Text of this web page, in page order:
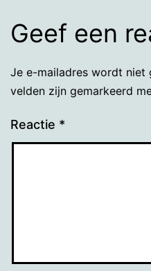
Geef een
Je e-mailadres wordt niet
velden zijn gemarkeerd
Reactie *